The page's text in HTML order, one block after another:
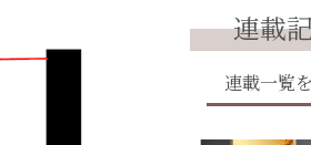
連載
連載一覧